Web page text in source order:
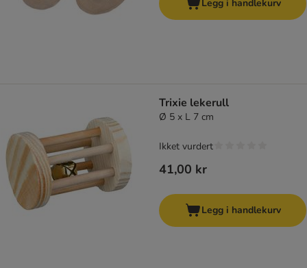
Legg i handlekurv
Trixie lekerull
Ø 5 x L 7 cm
41,00 kr
Ikket vurdert
Legg i handlekurv